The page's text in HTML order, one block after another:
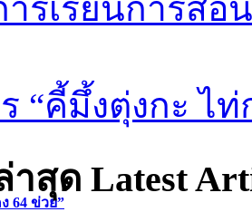
64 ข่วย”
ารเรียนการส
“คี้มึ้งตุ่งกะ ไ
าสุด Latest